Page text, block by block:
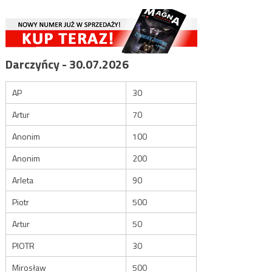
Darczyńcy - 30.07.2026
AP
30
Artur
70
Anonim
100
Anonim
200
Arleta
90
Piotr
500
Artur
50
PIOTR
30
Mirosław
500